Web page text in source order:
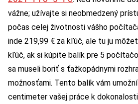
vážne; užívajte si neobmedzený
počas celej životnosti vášho
inde 219,99 € za kľúč, ale tu ju
kľúč, ak si kúpite balík pre 5
sa museli boriť s ťažkopádnymi
možnosťami. Tento balík vám
centimeter vašej práce k